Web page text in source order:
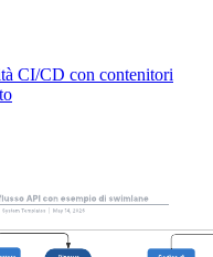
CI/CD con contenitori